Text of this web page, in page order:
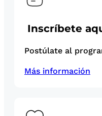
Inscríbete
Postúlate al
Más información